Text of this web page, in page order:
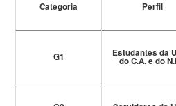
Categoria Perfil
G1 Estudantes da
do C.A. e do